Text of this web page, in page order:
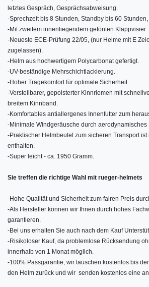
letztes Gespräch, Gesprächsabweisung.
-Sprechzeit bis 8 Stunden, Standby bis 60
-Mit zweitem innenliegendem getönten Klappvisier.
-Neueste ECE-Prüfung 22/05, (nur Helme mit E
zugelassen).
-Helm aus hochwertigem Polycarbonat gefertigt.
-UV-beständige Mehrschichtlackierung.
-Hoher Tragekomfort für optimale Sicherheit.
-Verstellbarer, gepolsterter Kinnriemen mit
breitem Kinnband.
-Komfortables antiallergenes Innenfutter zum
-Minimale Windgeräusche durch aerodynamisches
-Praktischer Helmbeutel zum sicheren Transport
enthalten.
-Super leicht - ca. 1950 Gramm.
Sie treffen die richtige Wahl mit rueger-helmets
-Hohe Qualität und Sicherheit zum fairen Preis
-Als Hersteller können wir Ihnen durch hohes
garantieren.
-Bei uns erhalten Sie auch nach dem Kauf
-Risikoloser Kauf, da problemlose Rücksendung
innerhalb von 1 Monat möglich.
-100% Passgarantie, wir tauschen kostenlos bis
den Helm zurück und wir senden kostenlos eine